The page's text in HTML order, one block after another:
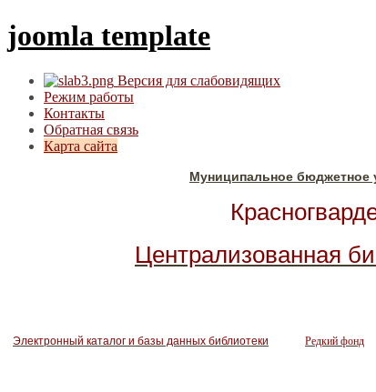
joomla template
Версия для слабовидящих
Режим работы
Контакты
Обратная связь
Карта сайта
Муниципальное бюджетное
Централизованная
Электронный каталог и базы данных библиотеки Редкий фонд